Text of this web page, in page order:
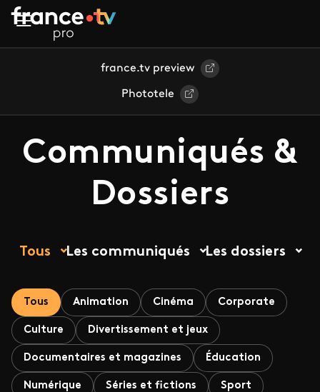
Aller au contenu principal
france.tv preview
Phototele
Communiqués &
Dossiers
Tous Les communiqués Les dossiers
Tous Animation Cinéma Corporate
Culture Divertissement et jeux
Documentaires et magazines Éducation
Numérique Séries et fictions Sport